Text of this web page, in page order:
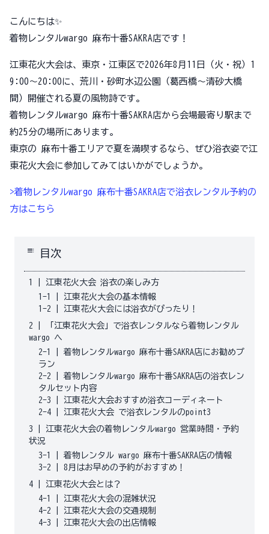
こんにちは✨
着物レンタルwargo 麻布十番SAKRA店です！
江東花火大会は、東京・江東区で2026年8月11日（火・祝）1
9:00〜20:00に、荒川・砂町水辺公園（葛西橋〜清砂大橋
間）開催される夏の風物詩です。
着物レンタルwargo 麻布十番SAKRA店から会場最寄り駅まで
約25分の場所にあります。
東京の 麻布十番エリアで夏を満喫するなら、ぜひ浴衣姿で江
東花火大会に参加してみてはいかがでしょうか。
>着物レンタルwargo 麻布十番SAKRA店で浴衣レンタル予約の
方はこちら
toc 目次
1
江東花火大会 浴衣の楽しみ方
1-1
江東花火大会の基本情報
1-2
江東花火大会には浴衣がぴったり！
2
「江東花火大会」で浴衣レンタルなら着物レンタル
wargo へ
2-1
着物レンタルwargo 麻布十番SAKRA店にお勧めプ
ラン
2-2
着物レンタルwargo 麻布十番SAKRA店の浴衣レン
タルセット内容
2-3
江東花火大会おすすめ浴衣コーディネート
2-4
江東花火大会 で浴衣レンタルのpoint3
3
江東花火大会の着物レンタルwargo 営業時間・予約
状況
3-1
着物レンタル wargo 麻布十番SAKRA店の情報
3-2
8月はお早めの予約がおすすめ！
4
江東花火大会とは？
4-1
江東花火大会の混雑状況
4-2
江東花火大会の交通規制
4-3
江東花火大会の出店情報